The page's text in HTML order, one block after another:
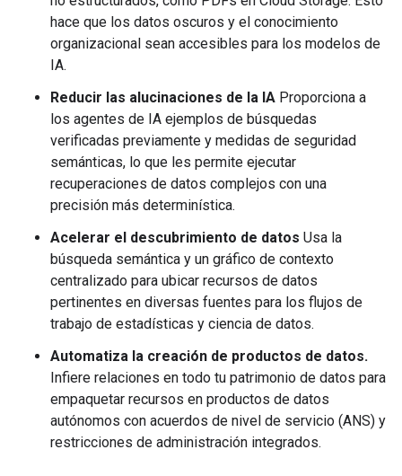
hace que los datos oscuros y el conocimiento
organizacional sean accesibles para los modelos de
IA.
Reducir las alucinaciones de la IA Proporciona a
los agentes de IA ejemplos de búsquedas
verificadas previamente y medidas de seguridad
semánticas, lo que les permite ejecutar
recuperaciones de datos complejos con una
precisión más determinística.
Acelerar el descubrimiento de datos Usa la
búsqueda semántica y un gráfico de contexto
centralizado para ubicar recursos de datos
pertinentes en diversas fuentes para los flujos de
trabajo de estadísticas y ciencia de datos.
Automatiza la creación de productos de datos.
Infiere relaciones en todo tu patrimonio de datos para
empaquetar recursos en productos de datos
autónomos con acuerdos de nivel de servicio (ANS) y
restricciones de administración integrados.